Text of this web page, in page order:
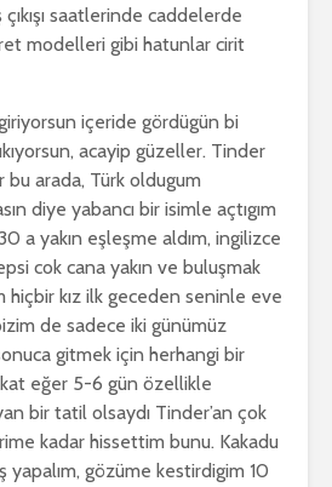
saatlerinde caddelerde
modelleri gibi hatunlar cirit
içeride gördügün bi
acayip güzeller. Tinder
bu arada, Türk oldugum
diye yabancı bir isimle açtıgım
a yakın eşleşme aldım, ingilizce
cok cana yakın ve buluşmak
hiçbir kız ilk geceden seninle eve
de sadece iki günümüz
gitmek için herhangi bir
eğer 5-6 gün özellikle
bir tatil olsaydı Tinder’an çok
kadar hissettim bunu. Kakadu
yapalım, gözüme kestirdigim 10